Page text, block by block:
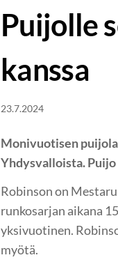
Puijolle
kanssa
23.7.2024
Monivuotisen
Yhdysvalloista.
Robinson on
runkosarjan aikana
yksivuotinen.
myötä.